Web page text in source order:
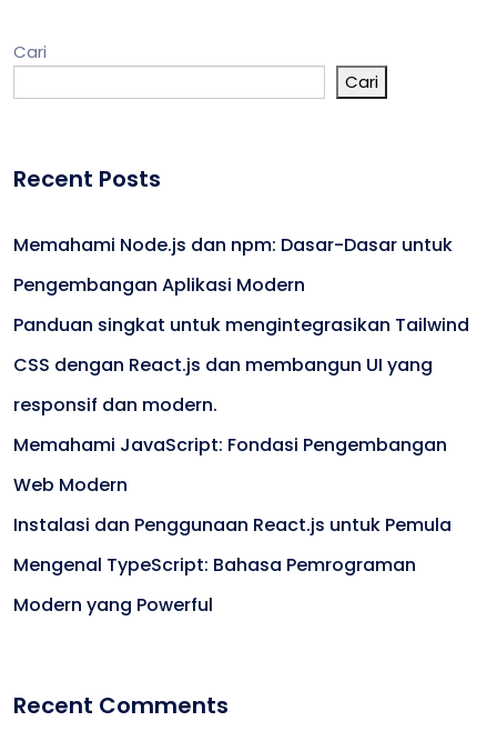
Cari
Cari
Recent Posts
Memahami Node.js dan npm: Dasar-Dasar untuk
Pengembangan Aplikasi Modern
Panduan singkat untuk mengintegrasikan Tailwind
CSS dengan React.js dan membangun UI yang
responsif dan modern.
Memahami JavaScript: Fondasi Pengembangan
Web Modern
Instalasi dan Penggunaan React.js untuk Pemula
Mengenal TypeScript: Bahasa Pemrograman
Modern yang Powerful
Recent Comments